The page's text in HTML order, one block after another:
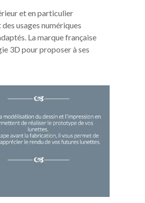
et en particulier
des usages numériques
La marque française
3D pour proposer à ses